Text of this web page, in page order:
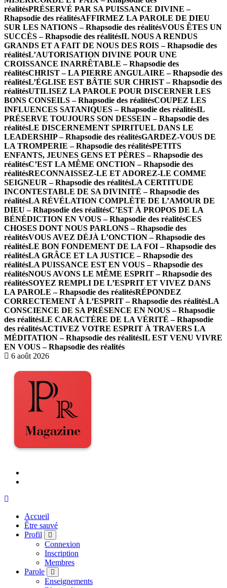
réalitésPRÉSERVÉ PAR SA PUISSANCE DIVINE –
Rhapsodie des réalitésAFFIRMEZ LA PAROLE DE DIEU
SUR LES NATIONS – Rhapsodie des réalitésVOUS ÊTES UN
SUCCÈS – Rhapsodie des réalitésIL NOUS A RENDUS
GRANDS ET A FAIT DE NOUS DES ROIS – Rhapsodie des
réalitésL’AUTORISATION DIVINE POUR UNE
CROISSANCE INARRÊTABLE – Rhapsodie des
réalitésCHRIST – LA PIERRE ANGULAIRE – Rhapsodie des
réalitésL’ÉGLISE EST BÂTIE SUR CHRIST – Rhapsodie des
réalitésUTILISEZ LA PAROLE POUR DISCERNER LES
BONS CONSEILS – Rhapsodie des réalitésCOUPEZ LES
INFLUENCES SATANIQUES – Rhapsodie des réalitésIL
PRÉSERVE TOUJOURS SON DESSEIN – Rhapsodie des
réalitésLE DISCERNEMENT SPIRITUEL DANS LE
LEADERSHIP – Rhapsodie des réalitésGARDEZ-VOUS DE
LA TROMPERIE – Rhapsodie des réalitésPETITS
ENFANTS, JEUNES GENS ET PÈRES – Rhapsodie des
réalitésC’EST LA MÊME ONCTION – Rhapsodie des
réalitésRECONNAISSEZ-LE ET ADOREZ-LE COMME
SEIGNEUR – Rhapsodie des réalitésLA CERTITUDE
INCONTESTABLE DE SA DIVINITÉ – Rhapsodie des
réalitésLA RÉVÉLATION COMPLÈTE DE L’AMOUR DE
DIEU – Rhapsodie des réalitésC’EST À PROPOS DE LA
BÉNÉDICTION EN VOUS – Rhapsodie des réalitésCES
CHOSES DONT NOUS PARLONS – Rhapsodie des
réalitésVOUS AVEZ DÉJÀ L’ONCTION – Rhapsodie des
réalitésLE BON FONDEMENT DE LA FOI – Rhapsodie des
réalitésLA GRÂCE ET LA JUSTICE – Rhapsodie des
réalitésLA PUISSANCE EST EN VOUS – Rhapsodie des
réalitésNOUS AVONS LE MÊME ESPRIT – Rhapsodie des
réalitésSOYEZ REMPLI DE L’ESPRIT ET VIVEZ DANS
LA PAROLE – Rhapsodie des réalitésRÉPONDEZ
CORRECTEMENT À L’ESPRIT – Rhapsodie des réalitésLA
CONSCIENCE DE SA PRÉSENCE EN NOUS – Rhapsodie
des réalitésLE CARACTÈRE DE LA VÉRITÉ – Rhapsodie
des réalitésACTIVEZ VOTRE ESPRIT À TRAVERS LA
MÉDITATION – Rhapsodie des réalitésIL EST VENU VIVRE
EN VOUS – Rhapsodie des réalités
6 août 2026
Accueil
Être sauvé
Profil
Connexion
Inscription
Membres
Parole
Enseignements